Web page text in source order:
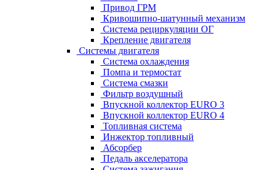
Привод ГРМ
Кривошипно-шатунный механизм
Система рециркуляции ОГ
Крепление двигателя
Системы двигателя
Система охлаждения
Помпа и термостат
Система смазки
Фильтр воздушный
Впускной коллектор EURO 3
Впускной коллектор EURO 4
Топливная система
Инжектор топливный
Абсорбер
Педаль акселератора